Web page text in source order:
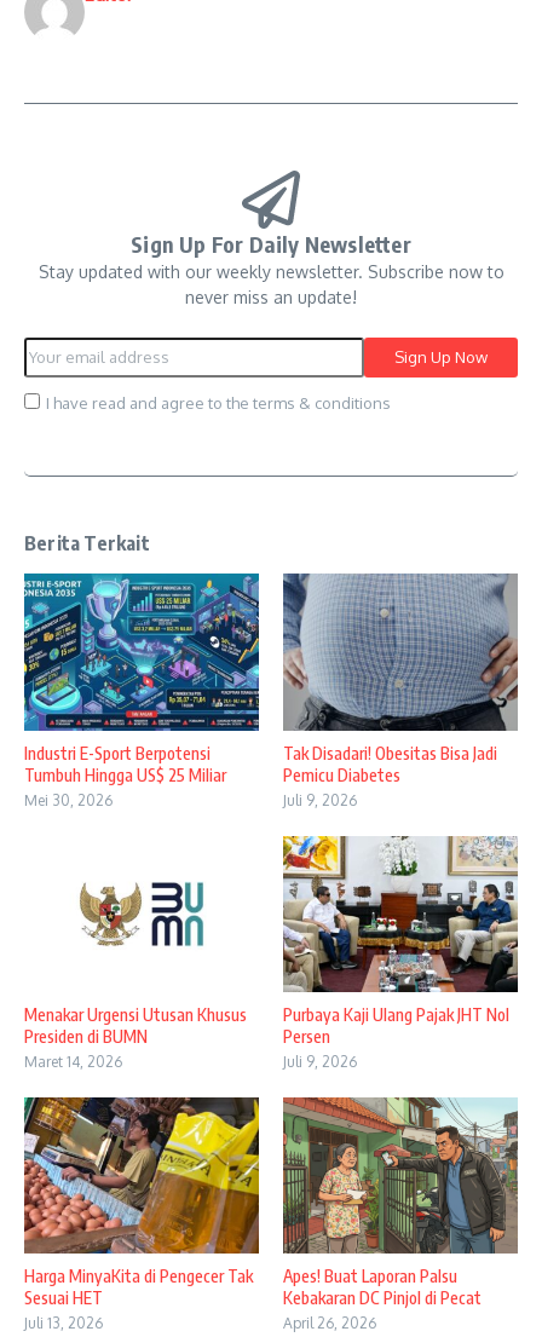
Sign Up For Daily Newsletter
Stay updated with our weekly newsletter. Subscribe now to
never miss an update!
I have read and agree to the terms & conditions
Berita Terkait
Industri E-Sport Berpotensi
Tumbuh Hingga US$ 25 Miliar
Mei 30, 2026
Tak Disadari! Obesitas Bisa Jadi
Pemicu Diabetes
Juli 9, 2026
Menakar Urgensi Utusan Khusus
Presiden di BUMN
Maret 14, 2026
Purbaya Kaji Ulang Pajak JHT Nol
Persen
Juli 9, 2026
Harga MinyaKita di Pengecer Tak
Sesuai HET
Juli 13, 2026
Apes! Buat Laporan Palsu
Kebakaran DC Pinjol di Pecat
April 26, 2026